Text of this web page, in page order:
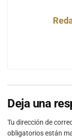
Deja una
Tu dirección de
obligatorios están